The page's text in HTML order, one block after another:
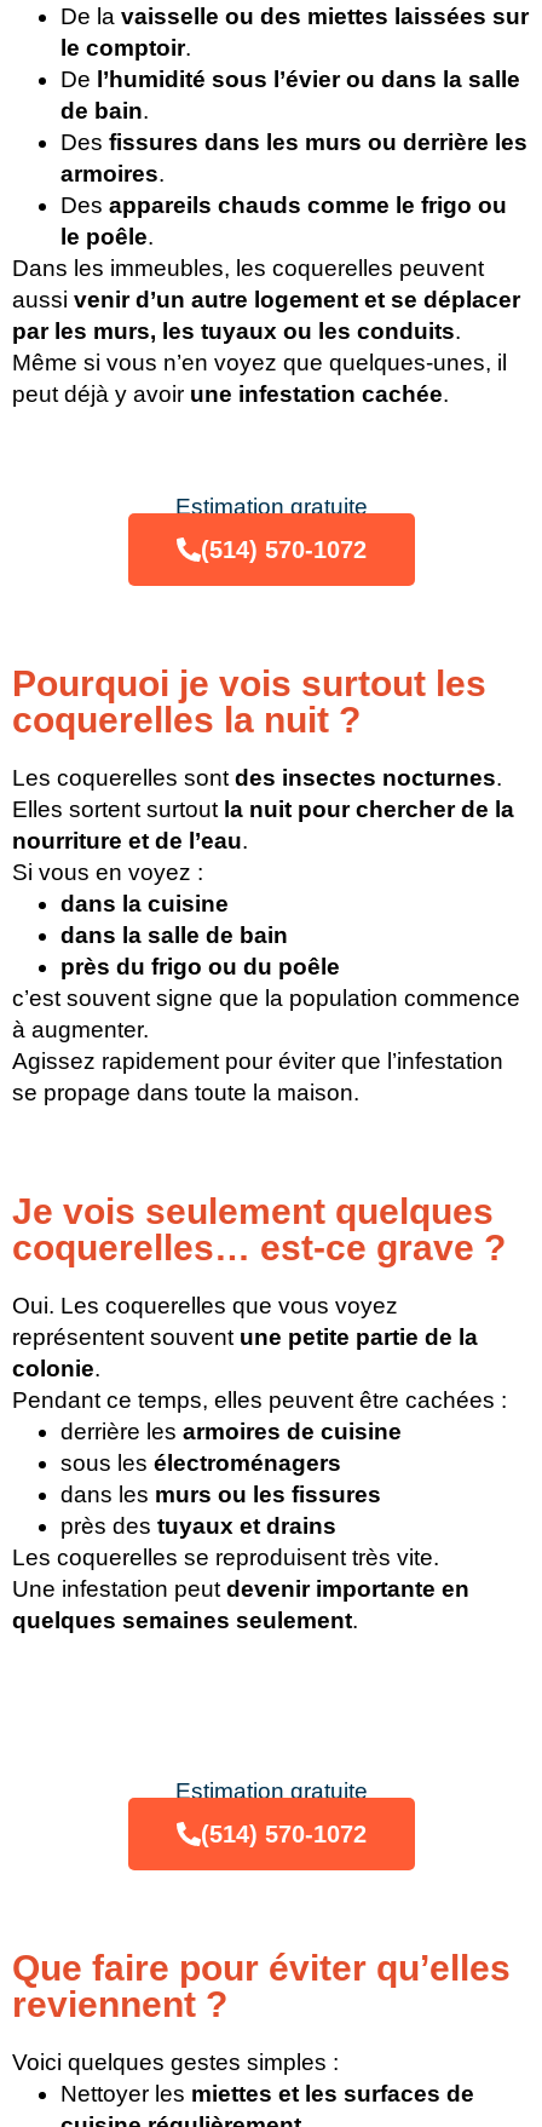
De la vaisselle ou des miettes laissées sur
le comptoir.
De l’humidité sous l’évier ou dans la salle
de bain.
Des fissures dans les murs ou derrière les
armoires.
Des appareils chauds comme le frigo ou
le poêle.
Dans les immeubles, les coquerelles peuvent
aussi venir d’un autre logement et se déplacer
par les murs, les tuyaux ou les conduits.
Même si vous n’en voyez que quelques-unes, il
peut déjà y avoir une infestation cachée.
Estimation gratuite
(514) 570-1072
Pourquoi je vois surtout les
coquerelles la nuit ?
Les coquerelles sontdes insectes nocturnes.
Elles sortent surtout la nuit pour chercher de la
nourriture et de l’eau.
Si vous en voyez :
dans la cuisine
dans la salle de bain
près du frigo ou du poêle
c’est souvent signe que la population commence
à augmenter.
Agissez rapidement pour éviter que l’infestation
se propage dans toute la maison.
Je vois seulement quelques
coquerelles… est-ce grave ?
Oui. Les coquerelles que vous voyez
représentent souvent une petite partie de la
colonie.
Pendant ce temps, elles peuvent être cachées :
derrière les armoires de cuisine
sous les électroménagers
dans les murs ou les fissures
près des tuyaux et drains
Les coquerelles se reproduisent très vite.
Une infestation peutdevenir importante en
quelques semaines seulement.
Estimation gratuite
(514) 570-1072
Que faire pour éviter qu’elles
reviennent ?
Voici quelques gestes simples :
Nettoyer les miettes et les surfaces de